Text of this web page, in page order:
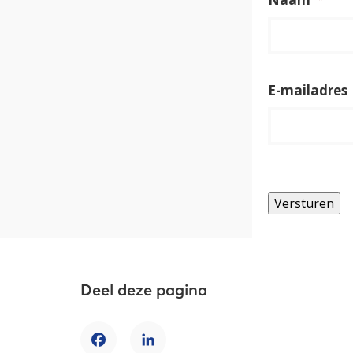
E-mailadres
Versturen
Deel deze pagina
FacebookLinkedIn